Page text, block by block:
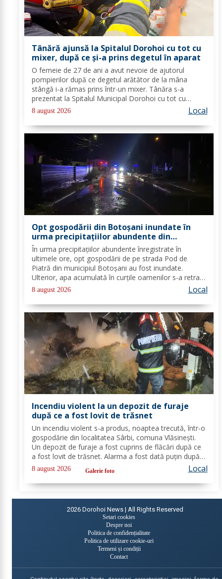
Tânără ajunsă la Spitalul Dorohoi cu tot cu
mixer, după ce și-a prins degetul în aparat
O femeie de 27 de ani a avut nevoie de ajutorul
pompierilor după ce degetul arătător de la mâna
stângă i-a rămas prins într-un mixer. Tânăra s-a
prezentat la Spitalul Municipal Dorohoi cu tot cu
aparatul electrocasnic, iar medicii au solicitat
intervenția salvatorilor. Pompierii din cadrul...
8 august 2026 Local
Opt gospodării din Botoșani inundate în
urma precipitațiilor abundente din
ultimele ore
În urma precipitațiilor abundente înregistrate în
ultimele ore, opt gospodării de pe strada Pod de
Piatră din municipiul Botoșani au fost inundate.
Ulterior, apa acumulată în curțile oamenilor s-a retras
pe carosabil. Pentru evacuarea apei, pompierii militari
din cadrul Detașamentului Botoșani au...
8 august 2026 Local
Incendiu violent la un depozit de furaje
după ce a fost lovit de trăsnet
Un incendiu violent s-a produs, noaptea trecută, într-o
gospodărie din localitatea Sârbi, comuna Vlăsinești.
Un depozit de furaje a fost cuprins de flăcări după ce
a fost lovit de trăsnet. Alarma a fost dată puțin după
ora 22:00. La caz s-au deplasat, în cel mai scurt timp,
pompierii din cadrul...
8 august 2026 Galerie foto Local
2026 Dorohoi News | All Rights Reserved
Setari cookies
Despre noi
Politica de confidențialitate
Politica de utilizare cookie-uri
Termeni și condiții
Contact